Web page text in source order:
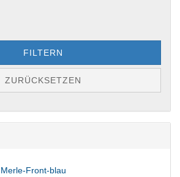
FILTERN
ZURÜCKSETZEN
Merle-Front-blau